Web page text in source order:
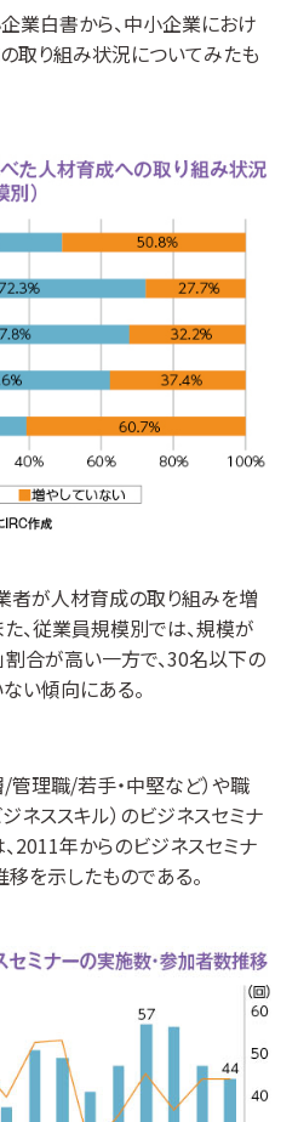
業白書から、中小企業におけ
取り組み状況についてみたも
が人材育成の取り組みを増
、従業員規模別では、規模が
割合が高い一方で、30名以下の
い傾向にある。
管理職/若手・中堅など）や職
ネススキル）のビジネスセミナ
2011年からのビジネスセミナ
を示したものである。